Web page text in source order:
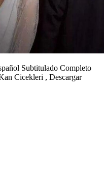
Subtitulado Completo
Cicekleri , Descargar